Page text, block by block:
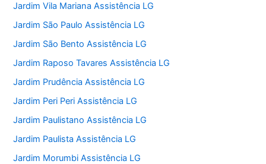
Jardim Vila Mariana Assistência LG
Jardim São Paulo Assistência LG
Jardim São Bento Assistência LG
Jardim Raposo Tavares Assistência LG
Jardim Prudência Assistência LG
Jardim Peri Peri Assistência LG
Jardim Paulistano Assistência LG
Jardim Paulista Assistência LG
Jardim Morumbi Assistência LG